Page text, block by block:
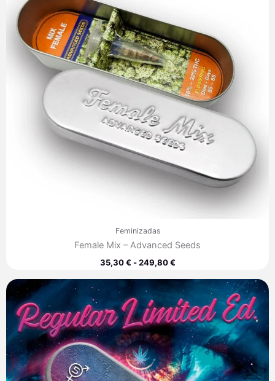
Feminizadas
Female Mix – Advanced Seeds
35,30€ - 249,80€